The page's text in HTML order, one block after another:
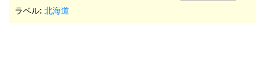
ラベル: 北海道